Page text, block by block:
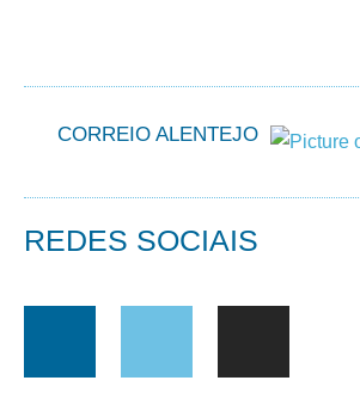
CORREIO ALENTEJO
REDES SOCIAIS